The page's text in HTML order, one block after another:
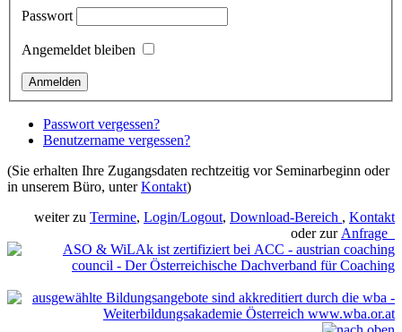
Passwort
Angemeldet bleiben
Passwort vergessen?
Benutzername vergessen?
(Sie erhalten Ihre Zugangsdaten rechtzeitig vor Seminarbeginn oder
in unserem Büro, unterKontakt)
weiter zu Termine, Login/Logout, Download-Bereich , Kontakt
oder zur Anfrage